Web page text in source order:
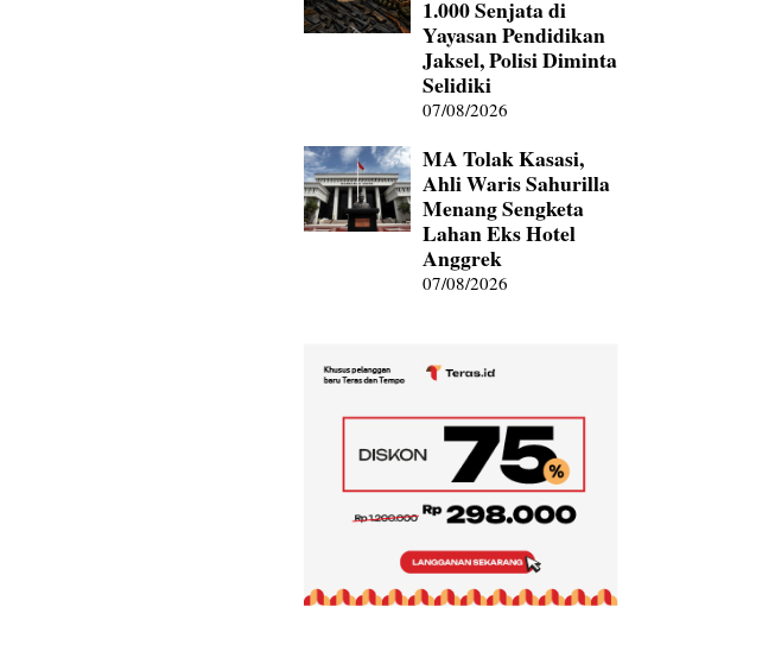
1.000 Senjata di
Yayasan Pendidikan
Jaksel, Polisi Diminta
Selidiki
07/08/2026
MA Tolak Kasasi,
Ahli Waris Sahurilla
Menang Sengketa
Lahan Eks Hotel
Anggrek
07/08/2026